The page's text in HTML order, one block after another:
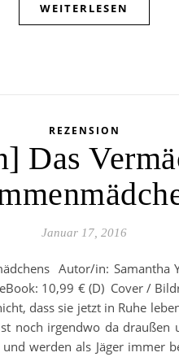
WEITERLESEN
REZENSION
Das
Januar 17, 2016
Autor/in: Samantha
10,99 € (D) Cover /
dass sie jetzt in Ruhe
noch irgendwo da
werden als Jäger immer